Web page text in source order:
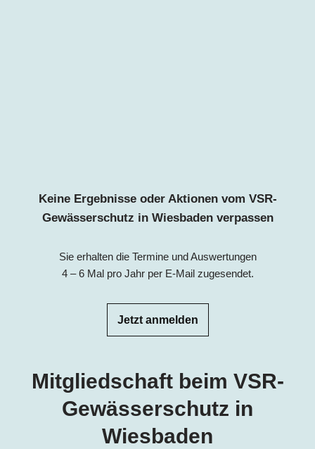
Keine Ergebnisse oder Aktionen vom VSR-
Gewässerschutz in Wiesbaden verpassen
Sie erhalten die Termine und Auswertungen
4 – 6 Mal pro Jahr per E-Mail zugesendet.
Jetzt anmelden
Mitgliedschaft beim VSR-
Gewässerschutz in
Wiesbaden